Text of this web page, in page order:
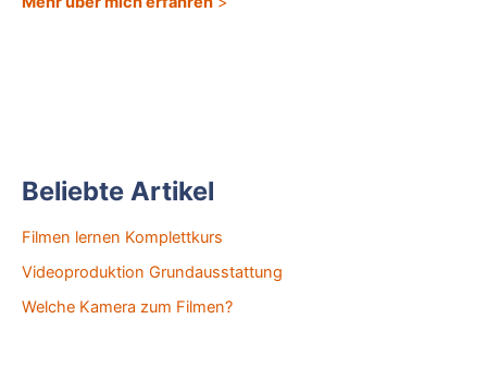
Beliebte Artikel
Filmen lernen Komplettkurs
Videoproduktion Grundausstattung
Welche Kamera zum Filmen?